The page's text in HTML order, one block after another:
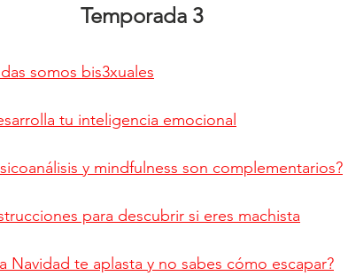
Temporada 3
somos bis3xuales
tu inteligencia emocional
y mindfulness son complementarios?
para descubrir si eres machista
Navidad te aplasta y no sabes cómo escapar?